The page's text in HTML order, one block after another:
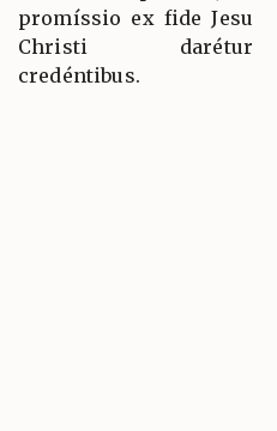
promíssio ex fide Jesu
Christi darétur
credéntibus.